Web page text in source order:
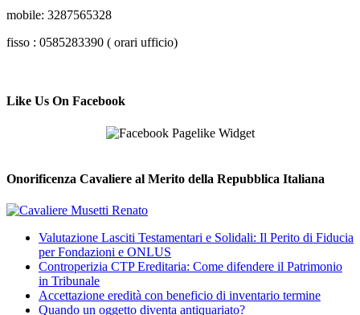
mobile: 3287565328
fisso : 0585283390 ( orari ufficio)
Like Us On Facebook
Onorificenza Cavaliere al Merito della Repubblica Italiana
Valutazione Lasciti Testamentari e Solidali: Il Perito di Fiducia
per Fondazioni e ONLUS
Controperizia CTP Ereditaria: Come difendere il Patrimonio
in Tribunale
Accettazione eredità con beneficio di inventario termine
Quando un oggetto diventa antiquariato?